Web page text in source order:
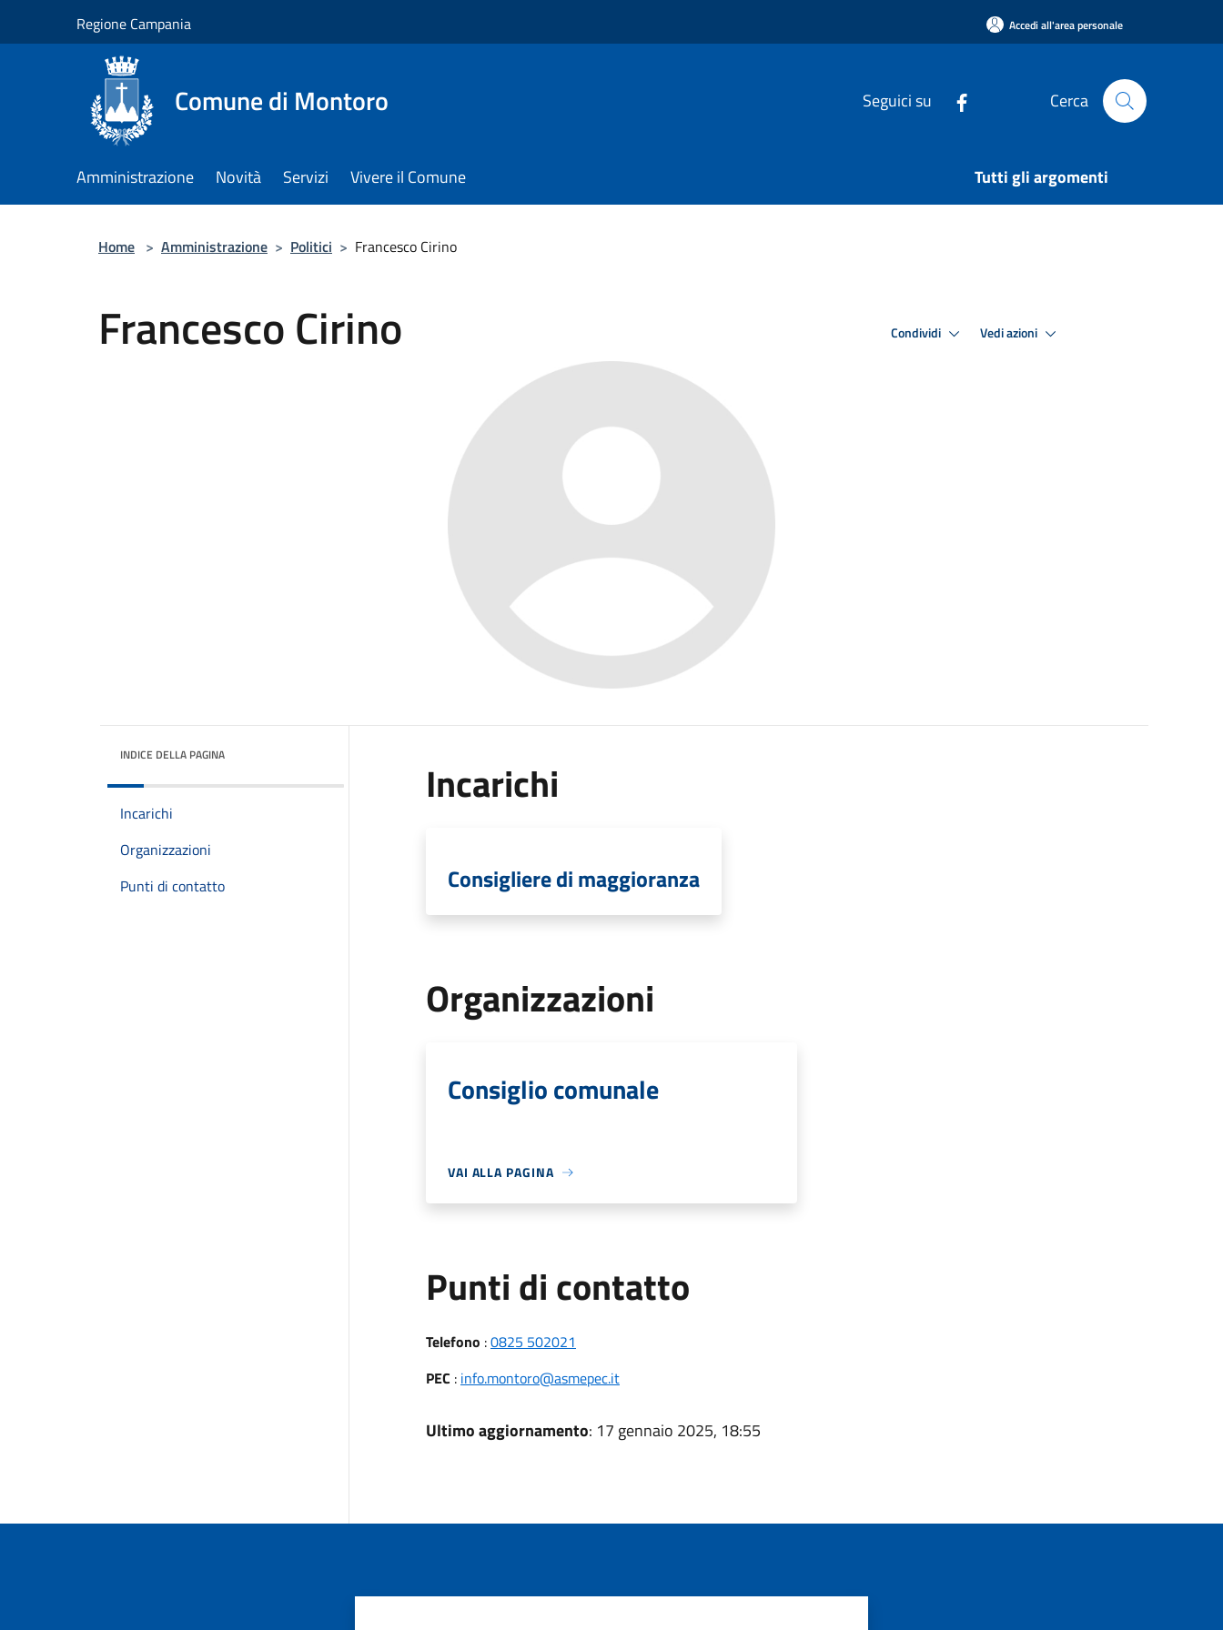
Regione Campania Accedi all'area personale
Comune di Montoro Seguici su Cerca
Amministrazione Novità Servizi Vivere il Comune Tutti gli argomenti
Home > Amministrazione > Politici > Francesco Cirino
Francesco Cirino Condividi Vedi azioni
INDICE DELLA PAGINA
Incarichi
Organizzazioni
Punti di contatto
Incarichi
Consigliere di maggioranza
Organizzazioni
Consiglio comunale
VAI ALLA PAGINA
Punti di contatto
Telefono :0825 502021
PEC : info.montoro@asmepec.it
Ultimo aggiornamento: 17 gennaio 2025, 18:55